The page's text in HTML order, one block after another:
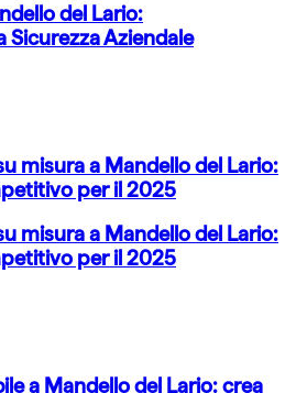
del Lario:
Sicurezza Aziendale
misura a Mandello del Lario:
per il 2025
misura a Mandello del Lario:
per il 2025
a Mandello del Lario: crea